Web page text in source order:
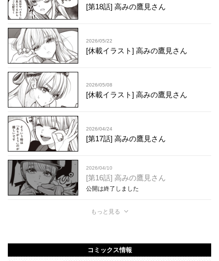
[第18話] 高みの鷹見さん
2026/05/22
[休載イラスト] 高みの鷹見さん
2026/05/08
[休載イラスト] 高みの鷹見さん
2026/04/24
[第17話] 高みの鷹見さん
2026/04/10
[第16話] 高みの鷹見さん
公開は終了しました
もっと見る
コミックス情報